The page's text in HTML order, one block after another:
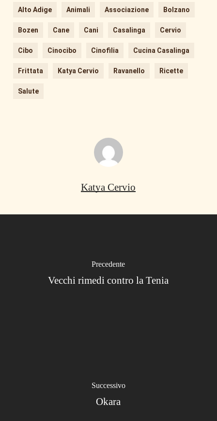
Alto Adige Animali Associazione Bolzano
Bozen Cane Cani Casalinga Cervio
Cibo Cinocibo Cinofilia Cucina Casalinga
Frittata Katya Cervio Ravanello Ricette
Salute
Katya Cervio
Precedente
Vecchi rimedi contro la Tenia
Successivo
Okara